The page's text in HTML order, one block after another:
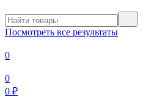
Посмотреть все результаты
0
0
0 ₽